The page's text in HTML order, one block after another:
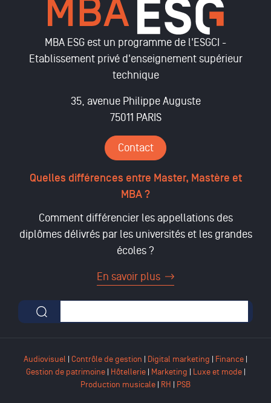
MBA ESG est un programme de l'ESGCI -
Etablissement privé d'enseignement supérieur
technique
35, avenue Philippe Auguste
75011 PARIS
Contact
Quelles différences entre Master, Mastère et
MBA ?
Comment différencier les appellations des
diplômes délivrés par les universités et les grandes
écoles ?
En savoir plus
Formulaire de recherche
Audiovisuel | Contrôle de gestion | Digital marketing | Finance |
Gestion de patrimoine| Hôtellerie| Marketing | Luxe et mode|
Production musicale | RH | PSB